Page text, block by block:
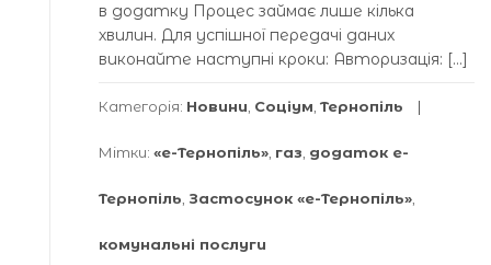
в додатку Процес займає лише кілька
хвилин. Для успішної передачі даних
виконайте наступні кроки: Авторизація: […]
Категорія: Новини Соціум Тернопіль
Мітки: «е-Тернопіль» газ додаток е-
Тернопіль Застосунок «е-Тернопіль»
комунальні послуги